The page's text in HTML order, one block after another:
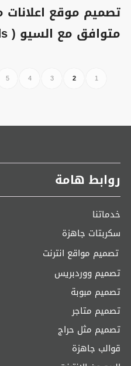
تصميم موقع اعلانات
متوافق مع السيو ( Classified Ads )
1
2
3
4
5
روابط هامة
خدماتنا
سكربتات جاهزة
تصميم مواقع انترنت
تصميم ووردبريس
تصميم مبوبة
تصميم متاجر
تصميم مثل حراج
قوالب جاهزة